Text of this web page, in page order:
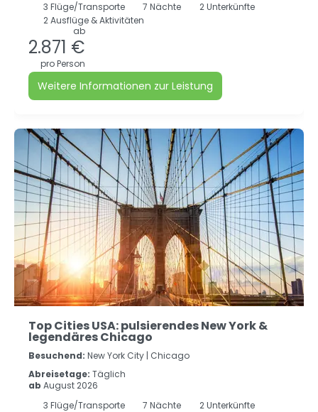
3 Flüge/Transporte 7 Nächte
2 Unterkünfte
2 Ausflüge & Aktivitäten
ab
2.871 €
pro Person
Weitere Informationen zur Leistung
Top Cities USA: pulsierendes New York &
legendäres Chicago
Besuchend: New York City | Chicago
Abreisetage: Täglich
ab August 2026
3 Flüge/Transporte 7 Nächte
2 Unterkünfte